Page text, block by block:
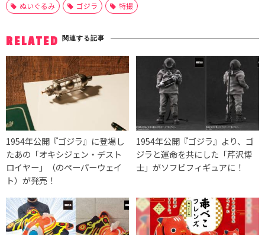
ぬいぐるみ ゴジラ 特撮
RELATED 関連する記事
1954年公開『ゴジラ』に登場し
たあの「オキシジェン・デスト
ロイヤー」（のペーパーウェイ
ト）が発売！
1954年公開『ゴジラ』より、ゴ
ジラと運命を共にした「芹沢博
士」がソフビフィギュアに！